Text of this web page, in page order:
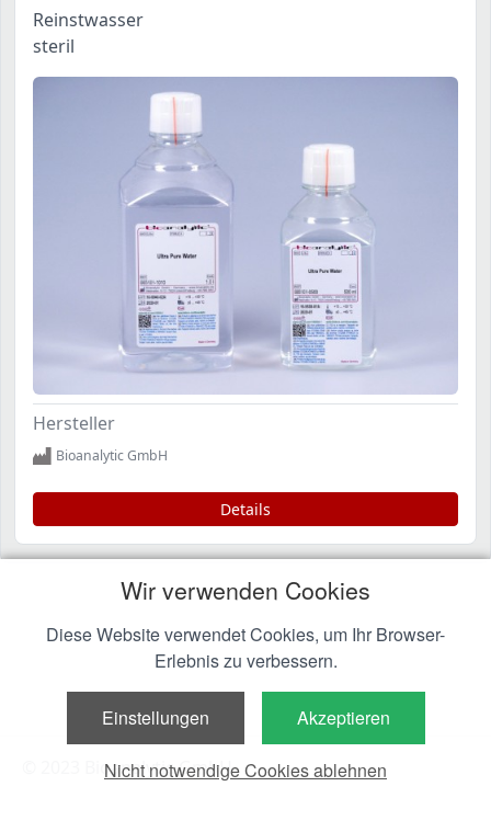
Wir verwenden Cookies
Diese Website verwendet Cookies, um Ihr Browser-
Erlebnis zu verbessern.
Einstellungen Akzeptieren
Nicht notwendige Cookies ablehnen
Reinstwasser
steril
Hersteller
Bioanalytic GmbH
Details
© 2023 Bioanalytic GmbH